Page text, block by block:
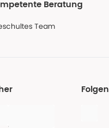
Beratung
Team